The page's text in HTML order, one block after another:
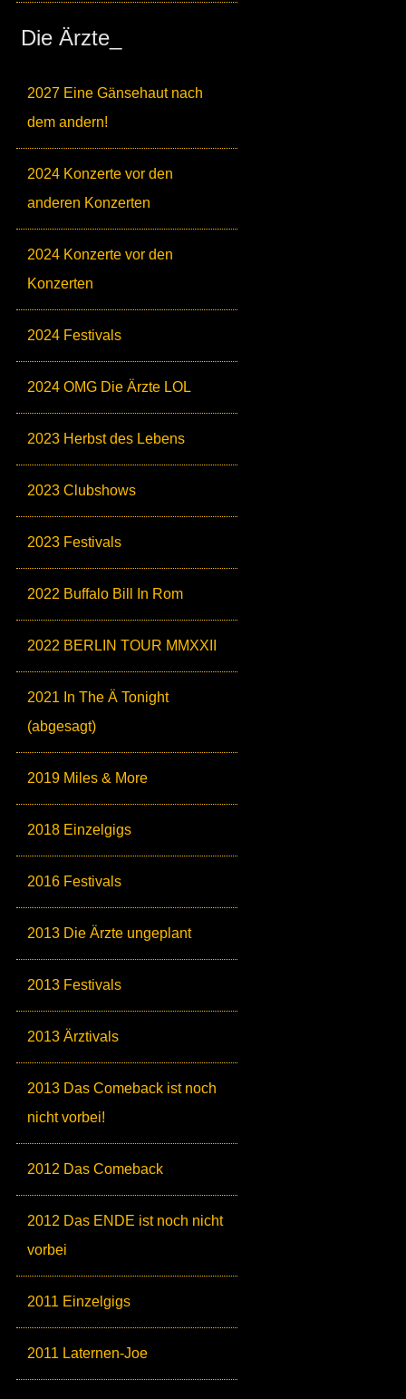
Die Ärzte_
2027 Eine Gänsehaut nach
dem andern!
2024 Konzerte vor den
anderen Konzerten
2024 Konzerte vor den
Konzerten
2024 Festivals
2024 OMG Die Ärzte LOL
2023 Herbst des Lebens
2023 Clubshows
2023 Festivals
2022 Buffalo Bill In Rom
2022 BERLIN TOUR MMXXII
2021 In The Ä Tonight
(abgesagt)
2019 Miles & More
2018 Einzelgigs
2016 Festivals
2013 Die Ärzte ungeplant
2013 Festivals
2013 Ärztivals
2013 Das Comeback ist noch
nicht vorbei!
2012 Das Comeback
2012 Das ENDE ist noch nicht
vorbei
2011 Einzelgigs
2011 Laternen-Joe